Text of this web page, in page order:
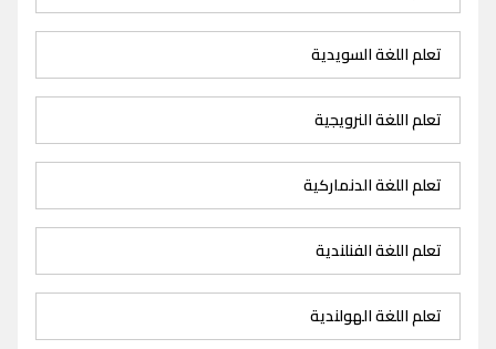
تعلم اللغة السويدية
تعلم اللغة النرويجية
تعلم اللغة الدنماركية
تعلم اللغة الفنلندية
تعلم اللغة الهولندية